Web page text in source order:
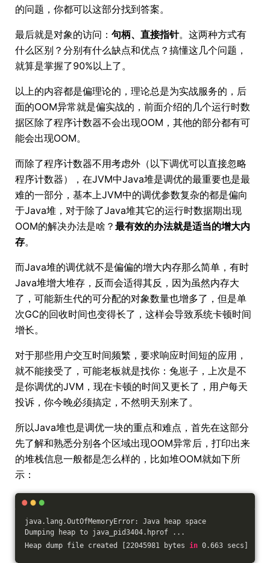
的问题，你都可以这部分找到答案。
最后就是对象的访问： 句柄、直接指针。这两种方式有
什么区别？分别有什么缺点和优点？搞懂这几个问题，
就算是掌握了90%以上了。
以上的内容都是偏理论的，理论总是为实战服务的，后
面的OOM异常就是偏实战的，前面介绍的几个运行时数
据区除了程序计数器不会出现OOM，其他的部分都有可
能会出现OOM。
而除了程序计数器不用考虑外（以下调优可以直接忽略
程序计数器），在JVM中Java堆是调优的最重要也是最
难的一部分，基本上JVM中的调优参数复杂的都是偏向
于Java堆，对于除了Java堆其它的运行时数据期出现
OOM的解决办法是啥？ 最有效的办法就是适当的增大内
存。
而Java堆的调优就不是偏偏的增大内存那么简单，有时
Java堆增大堆存，反而会适得其反，因为虽然内存大
了，可能新生代的可分配的对象数量也增多了，但是单
次GC的回收时间也变得长了，这样会导致系统卡顿时间
增长。
对于那些用户交互时间频繁，要求响应时间短的应用，
就不能接受了，可能老板就是找你：兔崽子，上次是不
是你调优的JVM，现在卡顿的时间又更长了，用户每天
投诉，你今晚必须搞定，不然明天别来了。
所以Java堆也是调优一块的重点和难点，首先在这部分
先了解和熟悉分别各个区域出现OOM异常后，打印出来
的堆栈信息一般都是怎么样的，比如堆OOM就如下所
示：
java.lang.OutOfMemoryError: Java heap space
Dumping heap to java_pid3404.hprof ...
Heap dump file created [22045981 bytes in 0.663 secs]